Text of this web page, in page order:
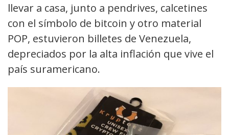
llevar a casa, junto a pendrives, calcetines
con el símbolo de bitcoin y otro material
POP, estuvieron billetes de Venezuela,
depreciados por la alta inflación que vive el
país suramericano.